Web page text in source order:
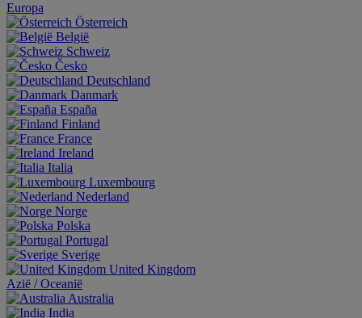
Europa
Österreich
België
Schweiz
Česko
Deutschland
Danmark
España
Finland
France
Ireland
Italia
Luxembourg
Nederland
Norge
Polska
Portugal
Sverige
United Kingdom
Aziё / Oceaniё
Australia
India